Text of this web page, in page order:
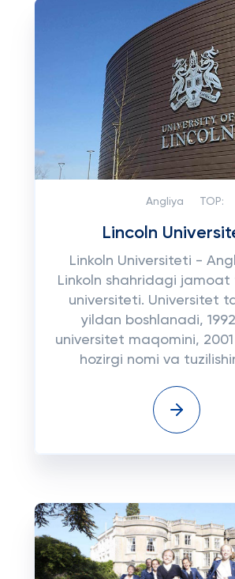
Angliya TOP:
Lincoln
Linkoln Universiteti -
Linkoln shahridagi
universiteti. Universitet
yildan boshlanadi,
universitet maqomini,
hozirgi nomi va